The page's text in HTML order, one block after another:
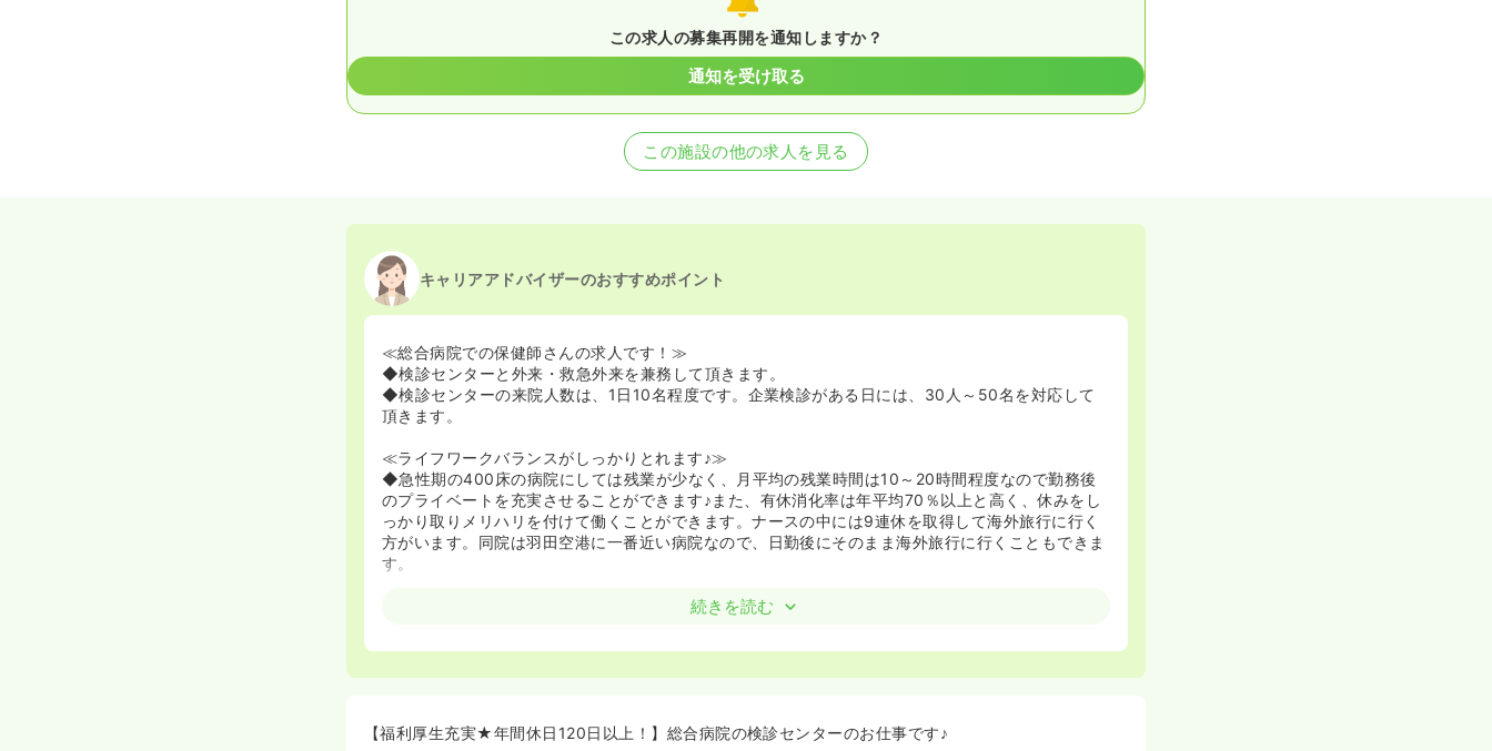
この求人の募集再開を通知しますか？
通知を受け取る
この施設の他の求人を見る
キャリアアドバイザーのおすすめポイント
≪総合病院での保健師さんの求人です！≫
◆検診センターと外来・救急外来を兼務して頂きます。
◆検診センターの来院人数は、1日10名程度です。企業検診がある日には、30人～50名を対応して
頂きます。
≪ライフワークバランスがしっかりとれます♪≫
◆急性期の400床の病院にしては残業が少なく、月平均の残業時間は10～20時間程度なので勤務後
のプライベートを充実させることができます♪また、有休消化率は年平均70％以上と高く、休みをし
っかり取りメリハリを付けて働くことができます。ナースの中には9連休を取得して海外旅行に行く
方がいます。同院は羽田空港に一番近い病院なので、日勤後にそのまま海外旅行に行くこともできま
す。
るいは、病院から自転車圏内にある借り上げ寮のです。☆そして、寮費はなんと10,000～15,000円
続きを読む
【福利厚生充実★年間休日120日以上！】総合病院の検診センターのお仕事です♪